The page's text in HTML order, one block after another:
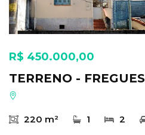
R$ 450.000,00
TERRENO -
220 m² 1 2